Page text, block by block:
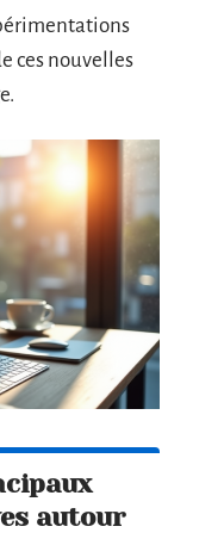
ces nouvelles
autour